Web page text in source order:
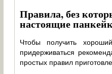
Правила, без
настоящие
Чтобы получить
придерживаться
простых правил